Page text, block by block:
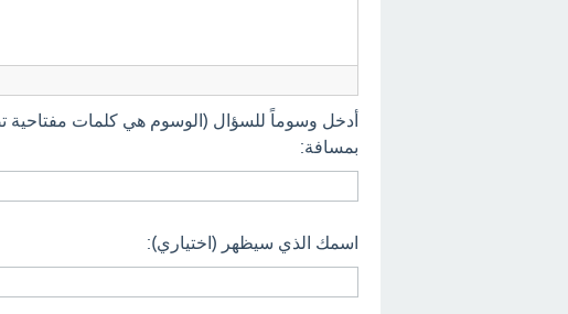
أدخل وسوماً للسؤال (الوسوم هي كلمات
بمسافة:
اسمك الذي سيظهر (اختياري):